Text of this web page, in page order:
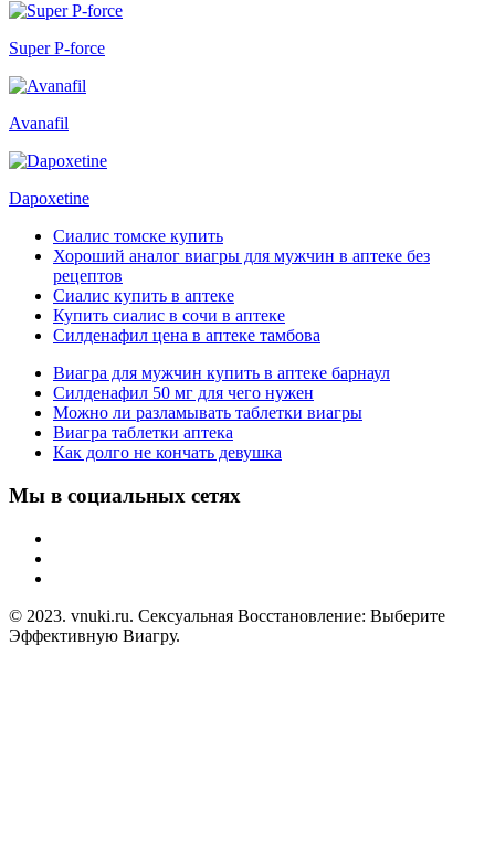
Super P-force
Avanafil
Dapoxetine
Сиалис томске купить
Хороший аналог виагры для мужчин в аптеке без
рецептов
Сиалис купить в аптеке
Купить сиалис в сочи в аптеке
Силденафил цена в аптеке тамбова
Виагра для мужчин купить в аптеке барнаул
Силденафил 50 мг для чего нужен
Можно ли разламывать таблетки виагры
Виагра таблетки аптека
Как долго не кончать девушка
Мы в социальных сетях
© 2023. vnuki.ru. Сексуальная Восстановление: Выберите
Эффективную Виагру.